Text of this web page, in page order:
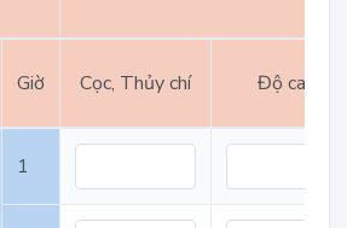
Giờ Cọc, Thủy chí Độ cao
1